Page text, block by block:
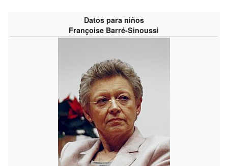
Datos para niños
Françoise Barré-Sinoussi